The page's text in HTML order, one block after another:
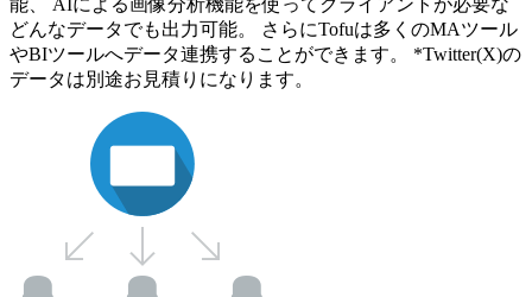
能、 AIによる画像分析機能を使ってクライアントが必要な
どんなデータでも出力可能。 さらにTofuは多くのMAツール
やBIツールへデータ連携することができます。 *Twitter(X)の
データは別途お見積りになります。